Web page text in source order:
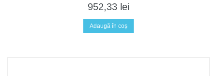
952,33 lei
Adaugă în coș